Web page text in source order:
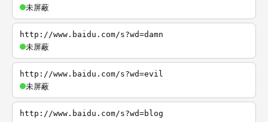
未屏蔽
http://www.baidu.com/s?wd=damn
未屏蔽
http://www.baidu.com/s?wd=evil
未屏蔽
http://www.baidu.com/s?wd=blog